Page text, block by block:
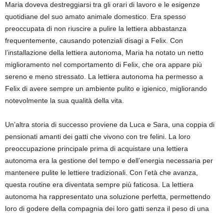
Maria doveva destreggiarsi tra gli orari di lavoro e le esigenze
quotidiane del suo amato animale domestico. Era spesso
preoccupata di non riuscire a pulire la lettiera abbastanza
frequentemente, causando potenziali disagi a Felix. Con
l’installazione della lettiera autonoma, Maria ha notato un netto
miglioramento nel comportamento di Felix, che ora appare più
sereno e meno stressato. La lettiera autonoma ha permesso a
Felix di avere sempre un ambiente pulito e igienico, migliorando
notevolmente la sua qualità della vita.
Un’altra storia di successo proviene da Luca e Sara, una coppia di
pensionati amanti dei gatti che vivono con tre felini. La loro
preoccupazione principale prima di acquistare una lettiera
autonoma era la gestione del tempo e dell’energia necessaria per
mantenere pulite le lettiere tradizionali. Con l’età che avanza,
questa routine era diventata sempre più faticosa. La lettiera
autonoma ha rappresentato una soluzione perfetta, permettendo
loro di godere della compagnia dei loro gatti senza il peso di una